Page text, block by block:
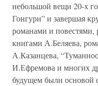
небольшой вещи 20-х
Гонгури” и завершая
романами и
книгами А.Беляева,
А.Казанцева,
И.Ефремова и многих
будущем были основой